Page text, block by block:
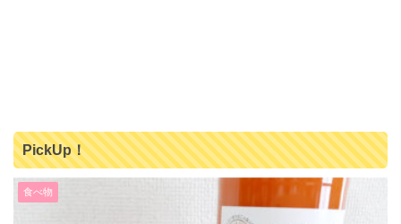
PickUp！
食べ物